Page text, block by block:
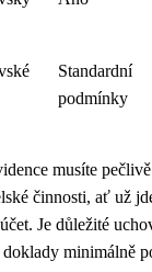
Standardní
podmínky
musíte
činnosti, ať už
Je důležité
minimálně